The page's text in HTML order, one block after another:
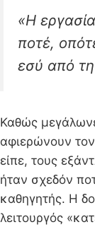
«Η
ποτέ,
εσύ από
Καθώς
αφιερώνουν
είπε, τους
ήταν σχεδόν
καθηγητής. Η
λειτουργός